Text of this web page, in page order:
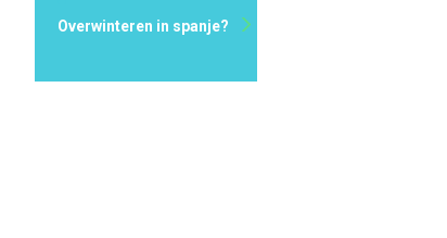
Overwinteren in spanje?